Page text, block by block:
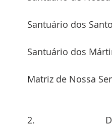
Santuário dos
Santuário dos
Matriz de Nossa
2.